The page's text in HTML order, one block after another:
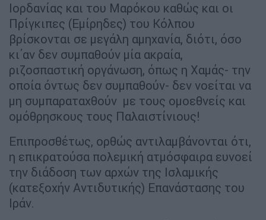
Ιορδανίας και του Μαρόκου καθώς και οι
Πρίγκιπες (Εμίρηδες) του Κόλπου
βρίσκονται σε μεγάλη αμηχανία, διότι, όσο
κι΄αν δεν συμπαθούν μία ακραία,
ριζοσπαστική οργάνωση, όπως η Χαμάς- την
οποία όντως δεν συμπαθούν- δεν νοείται να
μη συμπαραταχθούν με τους ομοεθνείς και
ομόθρησκους τους Παλαιστίνιους!
Επιπροσθέτως, ορθώς αντιλαμβάνονται ότι,
η επικρατούσα πολεμική ατμόσφαιρα ευνοεί
την διάδοση των αρχών της Ισλαμικής
(κατεξοχήν Αντιδυτικής) Επανάστασης του
Ιράν.